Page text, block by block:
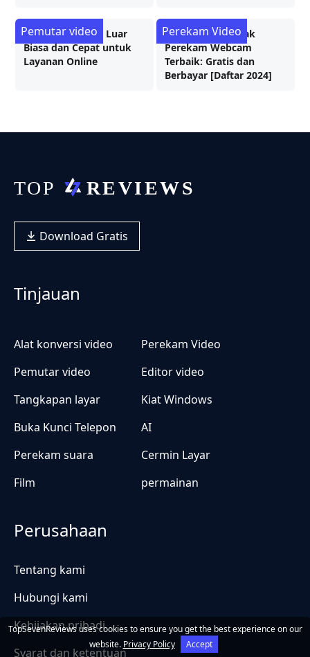
7 Pemutar Video Luar
Biasa dan Cepat untuk
Layanan Online
Pemutar video
7 Perangkat Lunak
Perekam Webcam
Terbaik: Gratis dan
Berbayar [Daftar 2024]
Perekam Video
Download Gratis
Tinjauan
Alat konversi video
Perekam Video
Pemutar video
Editor video
Tangkapan layar
Kiat Windows
Buka Kunci Telepon
AI
Perekam suara
Cermin Layar
Film
permainan
Perusahaan
Tentang kami
Hubungi kami
Kebijakan pribadi
Syarat dan ketentuan
TopSevenReviews uses cookies to ensure you get the best experience on our
website. Privacy Policy Accept